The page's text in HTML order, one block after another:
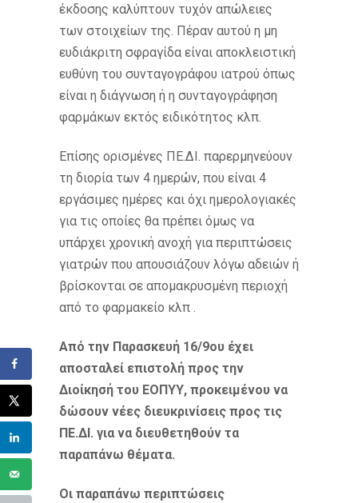
έκδοσης καλύπτουν τυχόν απώλειες
των στοιχείων της. Πέραν αυτού η μη
ευδιάκριτη σφραγίδα είναι αποκλειστική
ευθύνη του συνταγογράφου ιατρού όπως
είναι η διάγνωση ή η συνταγογράφηση
φαρμάκων εκτός ειδικότητος κλπ.
Επίσης ορισμένες ΠΕ.ΔΙ. παρερμηνεύουν
τη διορία των 4 ημερών, που είναι 4
εργάσιμες ημέρες και όχι ημερολογιακές
για τις οποίες θα πρέπει όμως να
υπάρχει χρονική ανοχή για περιπτώσεις
γιατρών που απουσιάζουν λόγω αδειών ή
βρίσκονται σε απομακρυσμένη περιοχή
από το φαρμακείο κλπ .
Από την Παρασκευή 16/9ου έχει
αποσταλεί επιστολή προς την
Διοίκησή του ΕΟΠΥΥ, προκειμένου να
δώσουν νέες διευκρινίσεις προς τις
ΠΕ.ΔΙ. για να διευθετηθούν τα
παραπάνω θέματα.
Οι παραπάνω περιπτώσεις